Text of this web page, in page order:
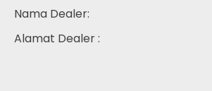
Nama Dealer:
Alamat Dealer :